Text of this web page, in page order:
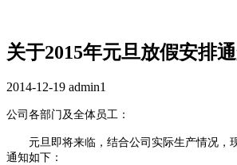
关于2015年元旦放假安排
2014-12-19 admin1
公司各部门及全体员工：
元旦即将来临，结合公司实际生产情况，
通知如下：